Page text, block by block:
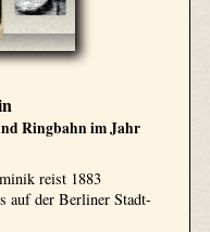
Ringbahn im Jahr
reist 1883
auf der Berliner Stadt-